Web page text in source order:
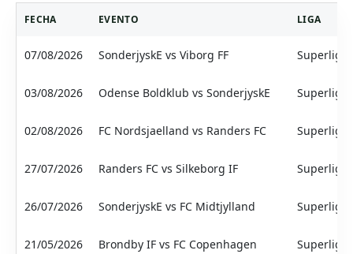
FECHA EVENTO LIGA
07/08/2026 SonderjyskE vs Viborg FF Superliga
03/08/2026 Odense Boldklub vs SonderjyskE Superliga
02/08/2026 FC Nordsjaelland vs Randers FC Superliga
27/07/2026 Randers FC vs Silkeborg IF Superliga
26/07/2026 SonderjyskE vs FC Midtjylland Superliga
21/05/2026 Brondby IF vs FC Copenhagen Superliga